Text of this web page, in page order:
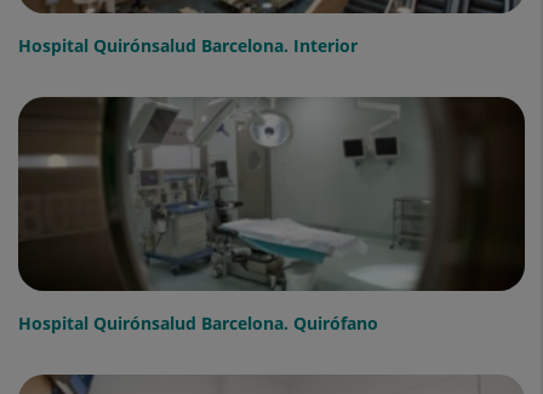
Hospital Quirónsalud Barcelona. Interior
Hospital Quirónsalud Barcelona. Quirófano